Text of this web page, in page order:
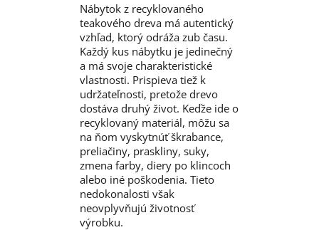
Nábytok z recyklovaného
teakového dreva má autentický
vzhľad, ktorý odráža zub času.
Každý kus nábytku je jedinečný
a má svoje charakteristické
vlastnosti. Prispieva tiež k
udržateľnosti, pretože drevo
dostáva druhý život. Keďže ide o
recyklovaný materiál, môžu sa
na ňom vyskytnúť škrabance,
preliačiny, praskliny, suky,
zmena farby, diery po klincoch
alebo iné poškodenia. Tieto
nedokonalosti však
neovplyvňujú životnosť
výrobku.